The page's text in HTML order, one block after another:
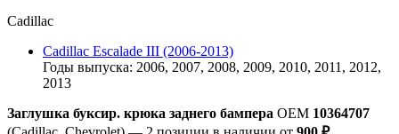
Cadillac
Cadillac Escalade III (2006-2013)
Годы выпуска: 2006, 2007, 2008, 2009, 2010, 2011, 2012,
2013
Заглушка буксир. крюка заднего бампера OEM 10364707